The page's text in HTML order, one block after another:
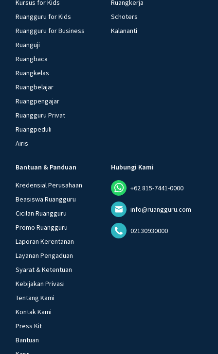
Kursus for Kids
Ruangguru for Kids
Ruangguru for Business
Ruanguji
Ruangbaca
Ruangkelas
Ruangbelajar
Ruangpengajar
Ruangguru Privat
Ruangpeduli
Airis
Ruangkerja
Schoters
Kalananti
Bantuan & Panduan
Kredensial Perusahaan
Beasiswa Ruangguru
Cicilan Ruangguru
Promo Ruangguru
Laporan Kerentanan
Layanan Pengaduan
Syarat & Ketentuan
Kebijakan Privasi
Tentang Kami
Kontak Kami
Press Kit
Bantuan
Hubungi Kami
+62 815-7441-0000
info@ruangguru.com
02130930000